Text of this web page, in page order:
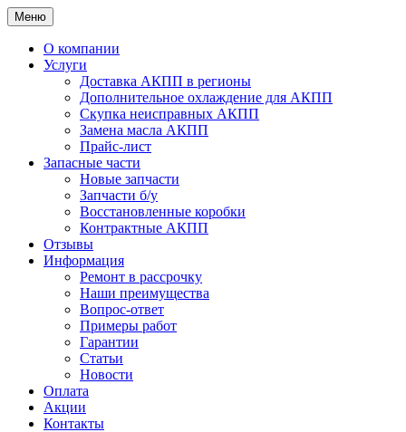
Меню
О компании
Услуги
Доставка АКПП в регионы
Дополнительное охлаждение для АКПП
Скупка неисправных АКПП
Замена масла АКПП
Прайс-лист
Запасные части
Новые запчасти
Запчасти б/у
Восстановленные коробки
Контрактные АКПП
Отзывы
Информация
Ремонт в рассрочку
Наши преимущества
Вопрос-ответ
Примеры работ
Гарантии
Статьи
Новости
Оплата
Акции
Контакты